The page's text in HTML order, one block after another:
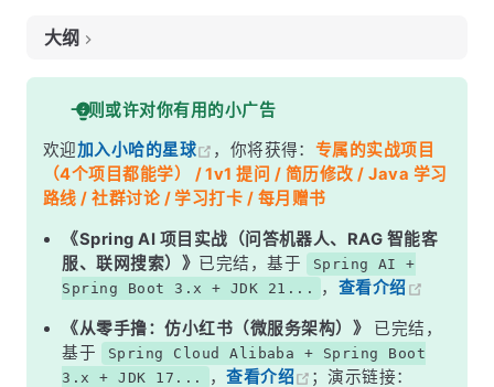
大纲
面试考察点
核心答案
深度解析
一、put 操作完整流程
二、get 操作完整流程
三、核心源码解析
五、put 和 get 的关键差异
面试高频追问
一则或许对你有用的小广告
欢迎加入小哈的星球 ，你将获得： 专属的实战项目
（4个项目都能学） / 1v1 提问 / 简历修改 / Java 学习
路线 / 社群讨论 / 学习打卡 / 每月赠书
《Spring AI 项目实战（问答机器人、RAG 智能客
服、联网搜索）》 已完结，基于
Spring AI +
Spring Boot 3.x + JDK 21...
， 查看介绍
《从零手撸：仿小红书（微服务架构）》
已完结，
基于
Spring Cloud Alibaba + Spring Boot
3.x + JDK 17...
，查看介绍
；演示链接：